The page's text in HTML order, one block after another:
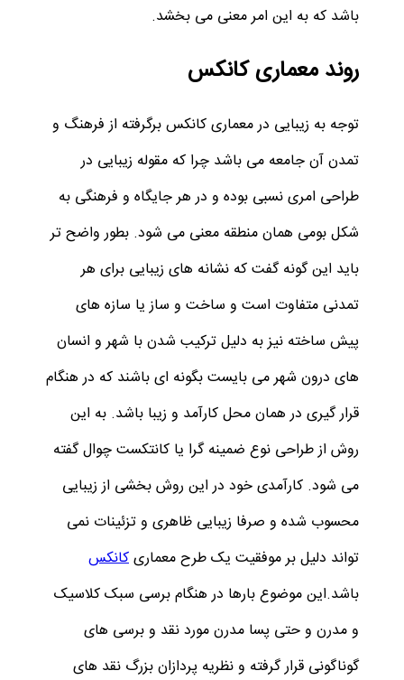
باشد که به این امر معنی می بخشد.
روند معماری کانکس
توجه به زیبایی در معماری کانکس برگرفته از فرهنگ و
تمدن آن جامعه می باشد چرا که مقوله زیبایی در
طراحی امری نسبی بوده و در هر جایگاه و فرهنگی به
شکل بومی همان منطقه معنی می شود. بطور واضح تر
باید این گونه گفت که نشانه های زیبایی برای هر
تمدنی متفاوت است و ساخت و ساز یا سازه های
پیش ساخته نیز به دلیل ترکیب شدن با شهر و انسان
های درون شهر می بایست بگونه ای باشند که در هنگام
قرار گیری در همان محل کارآمد و زیبا باشد. به این
روش از طراحی نوع ضمینه گرا یا کانتکست چوال گفته
می شود. کارآمدی خود در این روش بخشی از زیبایی
محسوب شده و صرفا زیبایی ظاهری و تزئینات نمی
تواند دلیل بر موفقیت یک طرح معماریکانکس
باشد.این موضوع بارها در هنگام برسی سبک کلاسیک
و مدرن و حتی پسا مدرن مورد نقد و برسی های
گوناگونی قرار گرفته و نظریه پردازان بزرگ نقد های